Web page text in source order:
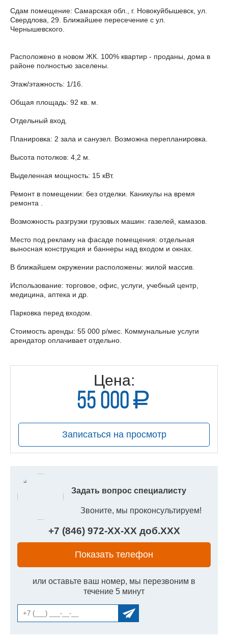
Сдам помещение: Самарская обл., г. Новокуйбышевск, ул.
Свердлова, 29. Ближайшее пересечение с ул.
Чернышевского.
Расположено в новом ЖК. 100% квартир - проданы, дома в
районе полностью заселены.
Этаж/этажность: 1/16.
Общая площадь: 92 кв. м.
Отдельный вход.
Планировка: 2 зала и санузел. Возможна перепланировка.
Высота потолков: 4,2 м.
Выделенная мощность: 15 кВт.
Ремонт в помещении: без отделки. Каникулы на время
ремонта .
Возможность разгрузки грузовых машин: газелей, камазов.
Место под рекламу на фасаде помещения: отдельная
выносная конструкция и баннеры над входом и окнах.
В ближайшем окружении расположены: жилой массив.
Использование: торговое, офис, услуги, учебный центр,
медицина, аптека и др.
Парковка перед входом.
Стоимость аренды: 55 000 р/мес. Коммунальные услуги
арендатор оплачивает отдельно.
Цена:
55 000 a
руб.
Записаться на просмотр
Задать вопрос специалисту
Звоните, мы проконсультируем!
+7 (846) 972-XX-XXдоб.XXX
Показать телефон
или оставьте ваш номер, мы перезвоним в
течение 5 минут